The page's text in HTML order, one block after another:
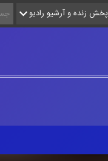
پخش زنده و آرشیو رادیو